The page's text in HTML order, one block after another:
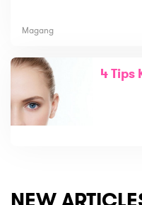
Magang
4 Tips